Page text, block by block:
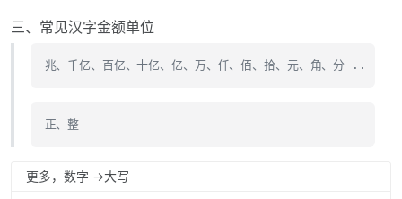
三、常见汉字金额单位
兆、千亿、百亿、十亿、亿、万、仟、佰、拾、元、角、分 ..
正、整
更多，数字 ->大写